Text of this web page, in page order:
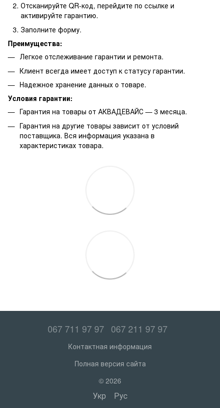
Отсканируйте QR-код, перейдите по ссылке и
активируйте гарантию.
Заполните форму.
Преимущества:
Легкое отслеживание гарантии и ремонта.
Клиент всегда имеет доступ к статусу гарантии.
Надежное хранение данных о товаре.
Условия гарантии:
Гарантия на товары от АКВАДЕВАЙС — 3 месяца.
Гарантия на другие товары зависит от условий
поставщика. Вся информация указана в
характеристиках товара.
067 711 97 97 067 211 97 97
Контактная информация
Полная версия сайта
© 2026
Укр Рус